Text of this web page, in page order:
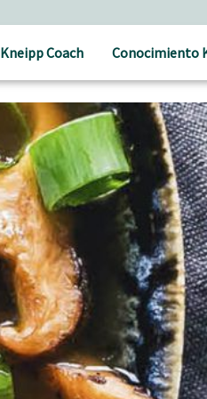
Kneipp Coach Conocimiento